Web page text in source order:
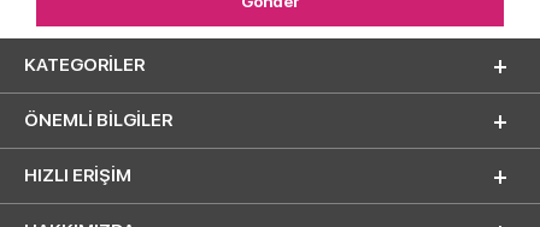
KATEGORILER
ÖNEMLI BILGILER
HIZLI ERIŞIM